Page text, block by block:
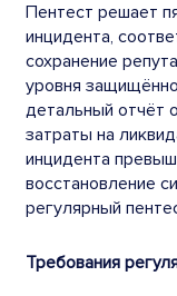
Пентест решает
инцидента,
сохранение
уровня
детальный отчёт
затраты на
инцидента
восстановление
регулярный
Требования